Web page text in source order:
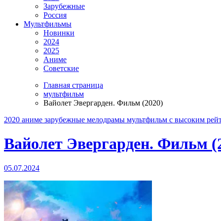
Зарубежные
Россия
Мультфильмы
Новинки
2024
2025
Аниме
Советские
Главная страница
мультфильм
Вайолет Эвергарден. Фильм (2020)
2020 аниме зарубежные мелодрамы мультфильм с высоким
Вайолет Эвергарден. Фильм
05.07.2024